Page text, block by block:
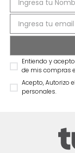
Entiendo y
de mis compras
Acepto, Autorizo
personales.